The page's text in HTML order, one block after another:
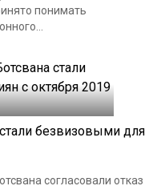
понимать
безвизовыми для
согласовали отказ